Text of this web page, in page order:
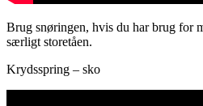
Brug snøringen, hvis du har brug for
særligt storetåen.
Krydsspring – sko